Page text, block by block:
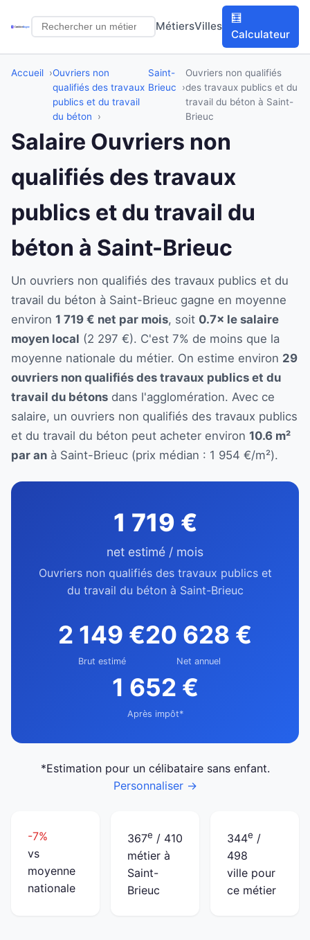
MétiersVilles
🧮
Calculateur
Accueil
Ouvriers non
qualifiés des travaux
publics et du travail
du béton
Saint-
Brieuc
Ouvriers non qualifiés
des travaux publics et du
travail du béton à Saint-
Brieuc
Salaire Ouvriers non
qualifiés des travaux
publics et du travail du
béton à Saint-Brieuc
Un ouvriers non qualifiés des travaux publics et du
travail du béton à Saint-Brieuc gagne en moyenne
environ 1 719 € net par mois, soit 0.7× le salaire
moyen local (2 297 €). C'est 7% de moins que la
moyenne nationale du métier. On estime environ 29
ouvriers non qualifiés des travaux publics et du
travail du bétons dans l'agglomération. Avec ce
salaire, un ouvriers non qualifiés des travaux publics
et du travail du béton peut acheter environ 10.6 m²
par an à Saint-Brieuc (prix médian : 1 954 €/m²).
1 719 €
net estimé / mois
Ouvriers non qualifiés des travaux publics et
du travail du béton à Saint-Brieuc
2 149 €
Brut estimé
20 628 €
Net annuel
1 652 €
Après impôt*
*Estimation pour un célibataire sans enfant.
Personnaliser →
-7%
vs
moyenne
nationale
367e / 410
métier à
Saint-
Brieuc
344e /
498
ville pour
ce métier